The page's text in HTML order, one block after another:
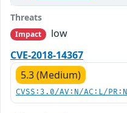
Threats
Impact
low
CVE-2018-14367
5.3 (Medium)
CVSS:3.0/AV:N/AC:L/